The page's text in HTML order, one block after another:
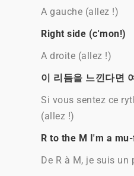
A gauche (allez !)
Right side (c'mon!)
A droite (allez !)
이 리듬을 느낀다면
Si vous sentez ce
(allez !)
R to the M I'm a
De R à M, je suis